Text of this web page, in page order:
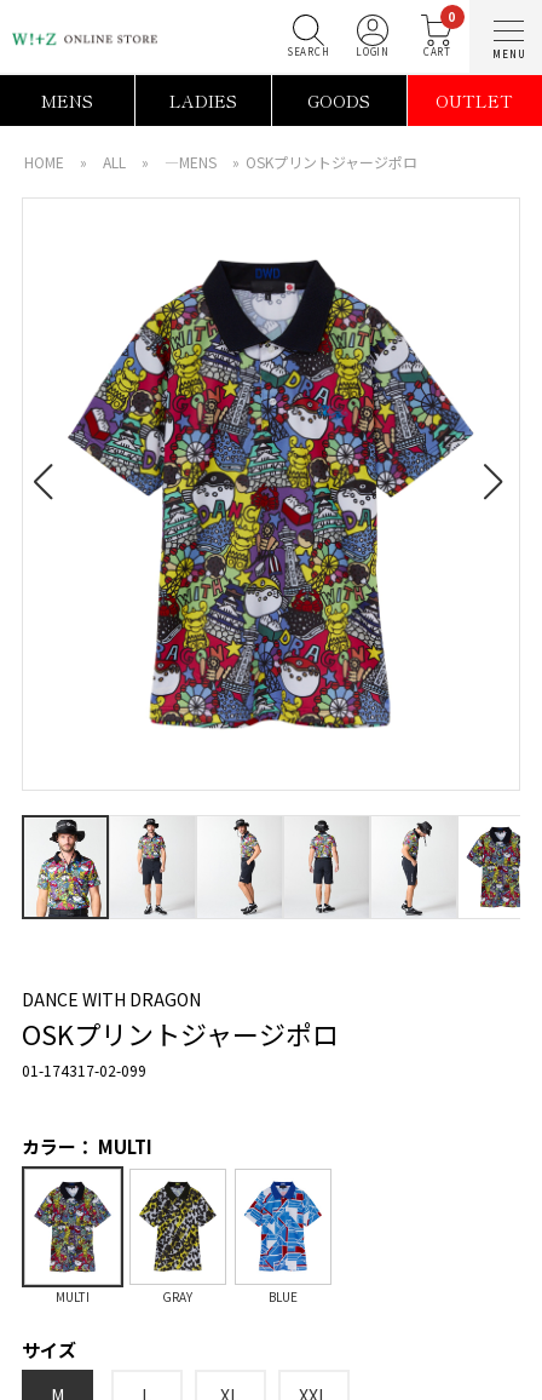
0
MENS LADIES GOODS OUTLET
HOME » ALL » ―MENS » OSKプリントジャージポロ
DANCE WITH DRAGON
OSKプリントジャージポロ
01-174317-02-099
カラー： MULTI
MULTI GRAY BLUE
サイズ
M L XL XXL